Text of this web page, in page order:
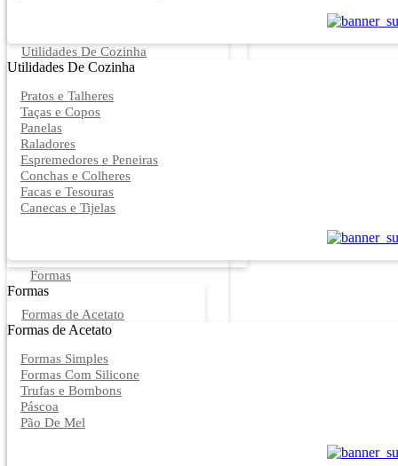
Utilidades De Cozinha
Utilidades De Cozinha
Pratos e Talheres
Taças e Copos
Panelas
Raladores
Espremedores e Peneiras
Conchas e Colheres
Facas e Tesouras
Canecas e Tijelas
Formas
Formas
Formas de Acetato
Formas de Acetato
Formas Simples
Formas Com Silicone
Trufas e Bombons
Páscoa
Pão De Mel